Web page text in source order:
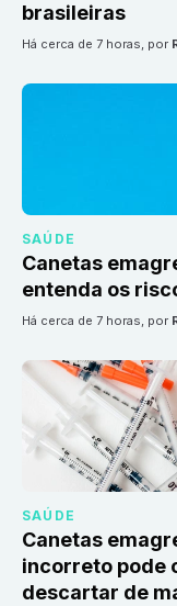
brasileiras
há cerca de 7 horas, por
SAÚDE
Canetas
entenda os
há cerca de 7 horas, por
SAÚDE
Canetas
incorreto pode
descartar de